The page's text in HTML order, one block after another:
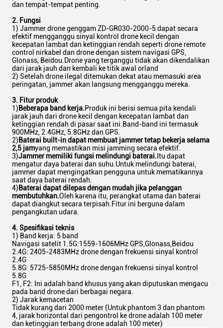
dan tempat-tempat penting.
2. Fungsi
1) Jammer drone genggam ZD-GR030-2000-5 dapat secara
efektif mengganggu sinyal kontrol drone kecil dengan
kecepatan lambat dan ketinggian rendah seperti drone remote
control nirkabel dan drone dengan sistem navigasi GPS,
Glonass, Beidou.Drone yang terganggu tidak akan dikendalikan
dari jarak jauh dan kembali ke titik awal orland
2) Setelah drone ilegal ditemukan dekat atau memasuki area
peringatan, jammer akan langsung mengganggu mereka.
3. Fitur produk
1) Beberapa band kerja.Produk ini berisi semua pita kendali
jarak jauh dari drone kecil dengan kecepatan lambat dan
ketinggian rendah di pasar saat ini.Band-band ini termasuk
900MHz, 2.4GHz, 5.8GHz dan GPS.
2) Baterai built-in dapat membuat jammer tetap bekerja selama
2,5 jamyang memastikan misi jamming secara efektif.
3)Jammer memiliki fungsi melindungi baterai. Itu dapat
mengatur daya baterai dan suhu.Untuk melindungi baterai,
jammer dapat mengingatkan pengguna untuk mematikannya
saat daya baterai rendah.
4) Baterai dapat dilepas dengan mudah jika pelanggan
membutuhkan.Oleh karena itu, perangkat utama dan baterai
dapat diangkut secara terpisah.Fitur ini berguna dalam
pengangkutan udara.
4. Spesifikasi teknis
1) Band kerja: 5 band
Navigasi satelit 1.5G:1559-1606MHz GPS,Glonass,Beidou
2.4G: 2405-2483MHz drone dengan frekuensi sinyal kontrol
2.4G
5.8G: 5725-5850MHz drone dengan frekuensi sinyal kontrol
5.8G
F1, F2: Ini adalah band khusus yang akan diputuskan mengacu
pada band drone dari berbagai negara.
2) Jarak kemacetan
Tidak kurang dari 2000 meter (Untuk phantom 3 dan phantom
4, jarak horizontal dari pengontrol ke drone adalah 100 meter
dan ketinggian terbang drone adalah 100 meter)